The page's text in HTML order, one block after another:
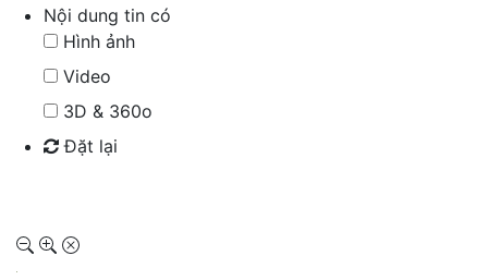
Nội dung tin có
Hình ảnh
Video
3D & 360o
Đặt lại